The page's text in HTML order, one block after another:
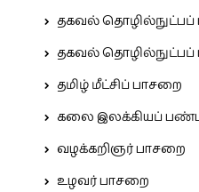
தகவல் தொழில்நுட்பப்
தகவல்
தமிழ் மீட்சிப் பாசறை
கலை இலக்கியப்
வழக்கறிஞர் பாசறை
உழவர் பாசறை